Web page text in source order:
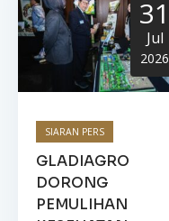
31
Jul
2026
SIARAN PERS
GLADIAGRO
DORONG
PEMULIHAN